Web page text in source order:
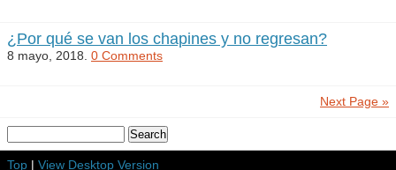
¿Por qué se van los chapines y no regresan?
8 mayo, 2018. 0 Comments
Next Page »
Top | View Desktop Version